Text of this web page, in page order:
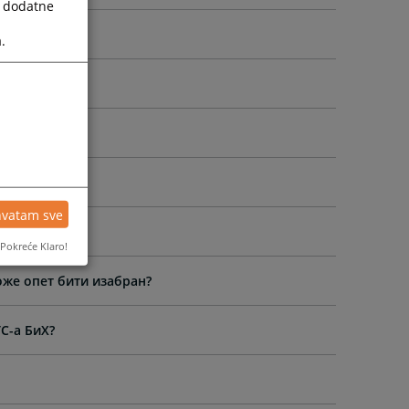
опет бити изабран?
а БиХ?
sve
Pokreće Klaro!